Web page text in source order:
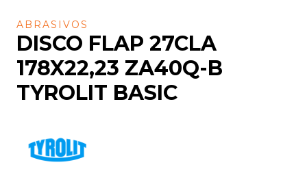
ABRASIVOS
DISCO FLAP 27CLA
178X22,23 ZA40Q-B
TYROLIT BASIC